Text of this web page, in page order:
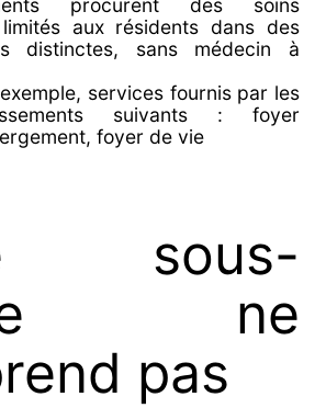
aux résidents dans des
distinctes, sans médecin à
services fournis par les
suivants : foyer
foyer de vie
sous-
ne
pas